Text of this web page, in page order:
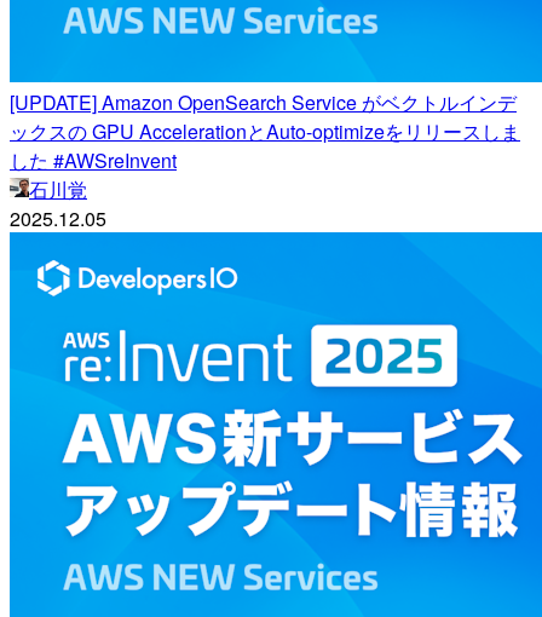
[UPDATE] Amazon OpenSearch Service がベクトルインデ
ックスの GPU AccelerationとAuto-optimizeをリリースしま
した #AWSreInvent
石川覚
2025.12.05